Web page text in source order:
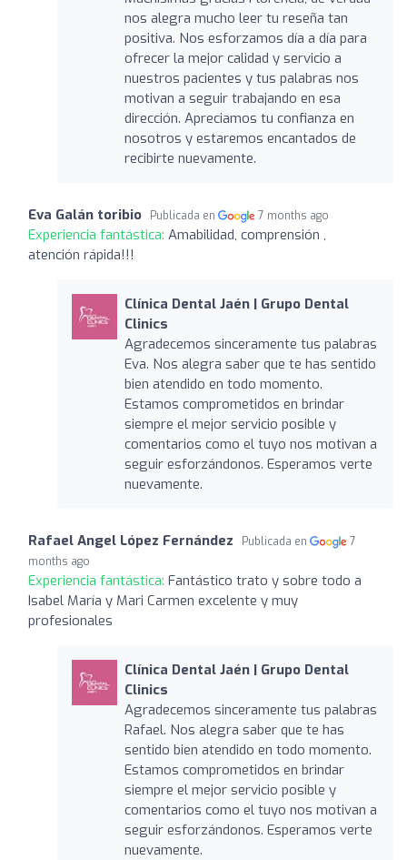
nos alegra mucho leer tu reseña tan
positiva. Nos esforzamos día a día para
ofrecer la mejor calidad y servicio a
nuestros pacientes y tus palabras nos
motivan a seguir trabajando en esa
dirección. Apreciamos tu confianza en
nosotros y estaremos encantados de
recibirte nuevamente.
Eva Galán toribio Publicada en 7 months ago
Experiencia fantástica: Amabilidad, comprensión ,
atención rápida!!!
Clínica Dental Jaén | Grupo Dental
Clinics
Agradecemos sinceramente tus palabras
Eva. Nos alegra saber que te has sentido
bien atendido en todo momento.
Estamos comprometidos en brindar
siempre el mejor servicio posible y
comentarios como el tuyo nos motivan a
seguir esforzándonos. Esperamos verte
nuevamente.
Rafael Angel López Fernández Publicada en
7
months ago
Experiencia fantástica: Fantástico trato y sobre todo a
Isabel María y Mari Carmen excelente y muy
profesionales
Clínica Dental Jaén | Grupo Dental
Clinics
Agradecemos sinceramente tus palabras
Rafael. Nos alegra saber que te has
sentido bien atendido en todo momento.
Estamos comprometidos en brindar
siempre el mejor servicio posible y
comentarios como el tuyo nos motivan a
seguir esforzándonos. Esperamos verte
nuevamente.